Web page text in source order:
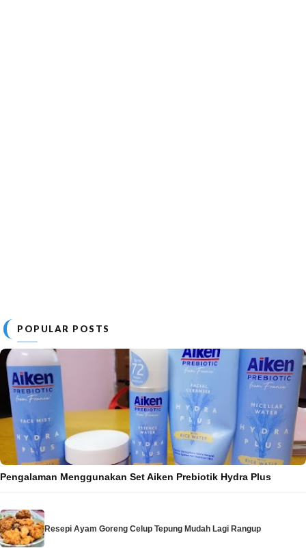
POPULAR POSTS
Pengalaman Menggunakan Set Aiken Prebiotik Hydra Plus
Resepi Ayam Goreng Celup Tepung Mudah Lagi Rangup